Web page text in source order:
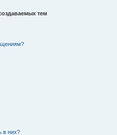
тем
в них?